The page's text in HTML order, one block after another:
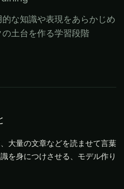
な知識や表現をあらかじめ
土台を作る学習段階
大量の文章などを読ませて言葉
を身につけさせる、モデル作り